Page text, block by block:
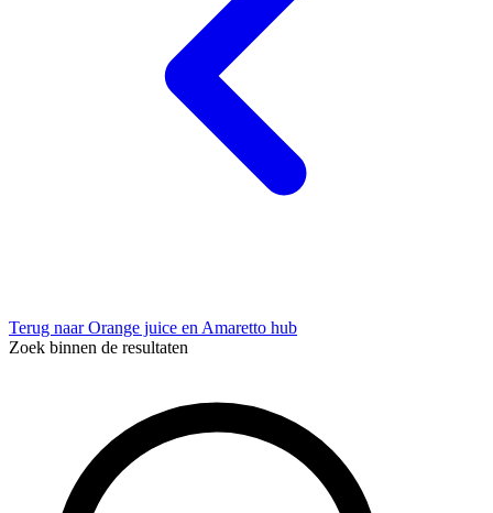
Terug naar Orange juice en Amaretto hub
Zoek binnen de resultaten